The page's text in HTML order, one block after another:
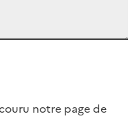
notre page de